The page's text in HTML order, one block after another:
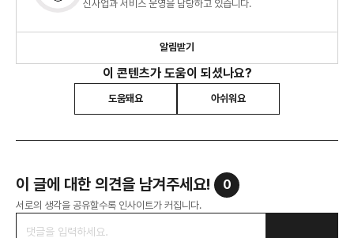
신사업과 서비스 운영을 담당하고 있습니다.
알림받기
이 콘텐츠가 도움이 되셨나요?
도움돼요 아쉬워요
이 글에 대한 의견을 남겨주세요! 0
서로의 생각을 공유할수록 인사이트가 커집니다.